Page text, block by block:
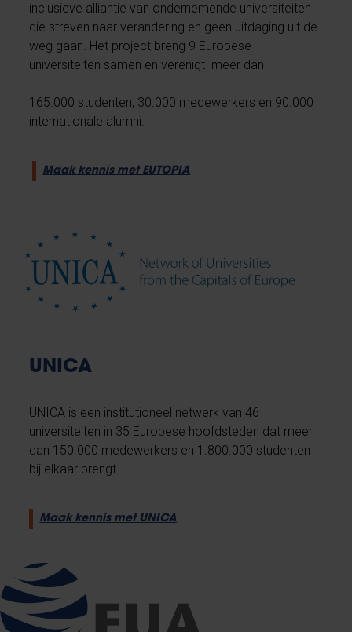
inclusieve alliantie van ondernemende universiteiten
die streven naar verandering en geen uitdaging uit de
weg gaan. Het project breng 9 Europese
universiteiten samen en verenigt meer dan
165.000 studenten, 30.000 medewerkers en 90.000
internationale alumni.
Maak kennis met EUTOPIA
UNICA
UNICA is een institutioneel netwerk van 46
universiteiten in 35 Europese hoofdsteden dat meer
dan 150.000 medewerkers en 1.800.000 studenten
bij elkaar brengt.
Maak kennis met UNICA